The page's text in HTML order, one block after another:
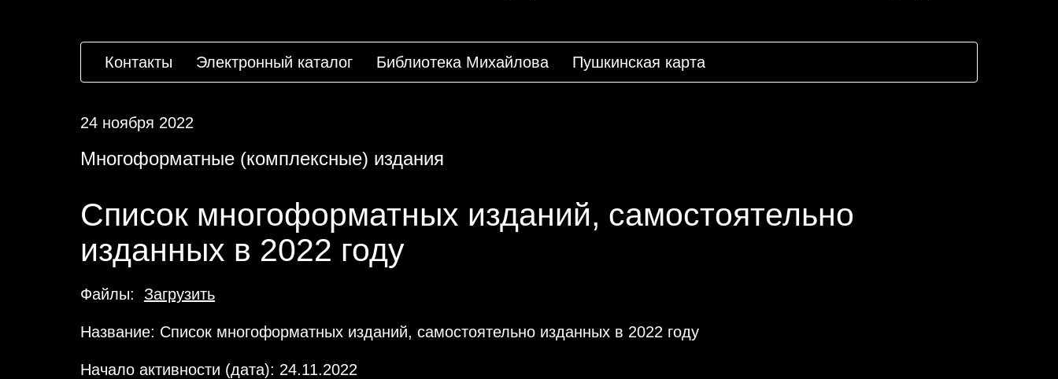
Контакты Электронный каталог Библиотека Михайлова Пушкинская карта
24 ноября 2022
Многоформатные (комплексные) издания
Список многоформатных изданий, самостоятельно
изданных в 2022 году
Файлы: Загрузить
Название: Список многоформатных изданий, самостоятельно изданных в 2022 году
Начало активности (дата): 24.11.2022